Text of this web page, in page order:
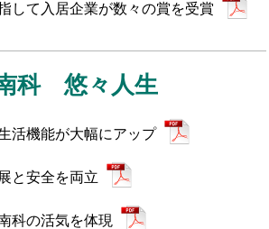
して入居企業が数々の賞を受賞
科 悠々人生
活機能が大幅にアップ
と安全を両立
科の活気を体現